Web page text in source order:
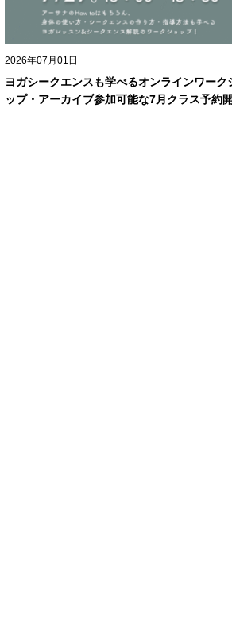
2026年07月01日
ヨガシークエンスも学べるオンラインワーク
ップ・アーカイブ参加可能な7月クラス予約